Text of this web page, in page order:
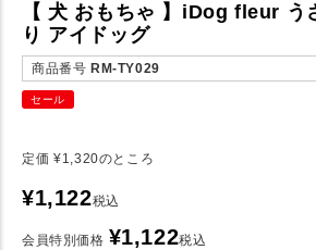
【 犬 おもちゃ 】iDog fleur う
り アイドッグ
商品番号 RM-TY029
セール
定価 ¥1,320のところ
¥1,122税込
会員特別価格 ¥1,122税込